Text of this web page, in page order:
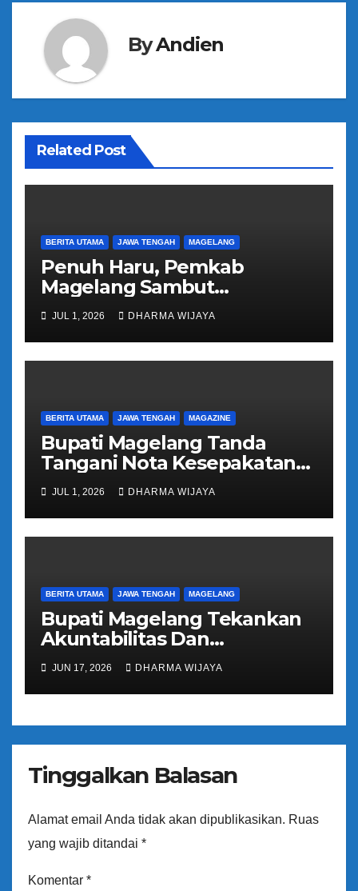
p
o
s
ByAndien
Related Post
BERITA UTAMA JAWA TENGAH MAGELANG
Penuh Haru, Pemkab
Magelang Sambut
Kepulangan Jemaah Haji
Kloter 81
JUL 1, 2026 DHARMA WIJAYA
BERITA UTAMA JAWA TENGAH MAGAZINE
Bupati Magelang Tanda
Tangani Nota Kesepakatan
Pengalihan Pelayanan
Regident Di Kecamatan
Bandongan
JUL 1, 2026 DHARMA WIJAYA
BERITA UTAMA JAWA TENGAH MAGELANG
Bupati Magelang Tekankan
Akuntabilitas Dan
Tranparansi Pengelolaan
Bantuan Keuangan Parpol
JUN 17, 2026 DHARMA WIJAYA
Tinggalkan Balasan
Alamat email Anda tidak akan dipublikasikan. Ruas
yang wajib ditandai *
Komentar *